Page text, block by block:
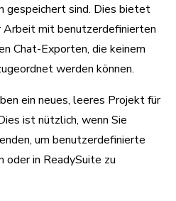
gespeichert sind. Dies bietet
mit benutzerdefinierten
Chat-Exporten, die keinem
werden können.
ein neues, leeres Projekt für
ist nützlich, wenn Sie
um benutzerdefinierte
oder in ReadySuite zu